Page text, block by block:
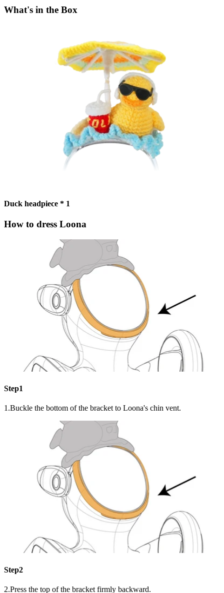
What's in the Box
Duck headpiece * 1
How to dress Loona
Step1
1.Buckle the bottom of the bracket to Loona's chin vent.
Step2
2.Press the top of the bracket firmly backward.